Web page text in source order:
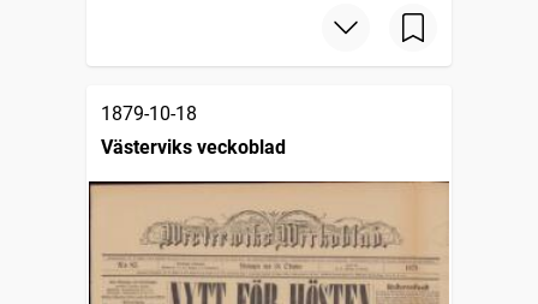
1879-10-18
Västerviks veckoblad